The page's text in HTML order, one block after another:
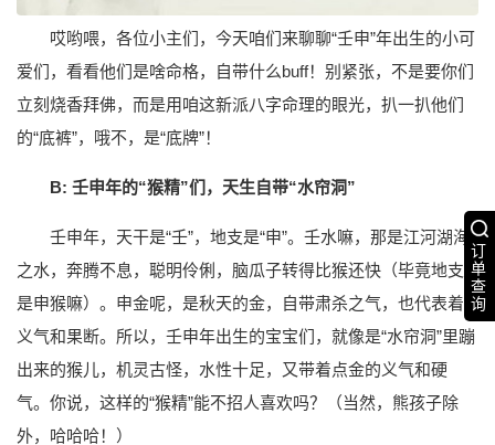
订
单
查
询
哎哟喂，各位小主们，今天咱们来聊聊“壬申”年出生的小可
爱们，看看他们是啥命格，自带什么buff！别紧张，不是要你们
立刻烧香拜佛，而是用咱这新派八字命理的眼光，扒一扒他们
的“底裤”，哦不，是“底牌”！
B: 壬申年的“猴精”们，天生自带“水帘洞”
壬申年，天干是“壬”，地支是“申”。壬水嘛，那是江河湖海
之水，奔腾不息，聪明伶俐，脑瓜子转得比猴还快（毕竟地支
是申猴嘛）。申金呢，是秋天的金，自带肃杀之气，也代表着
义气和果断。所以，壬申年出生的宝宝们，就像是“水帘洞”里蹦
出来的猴儿，机灵古怪，水性十足，又带着点金的义气和硬
气。你说，这样的“猴精”能不招人喜欢吗？（当然，熊孩子除
外，哈哈哈！）